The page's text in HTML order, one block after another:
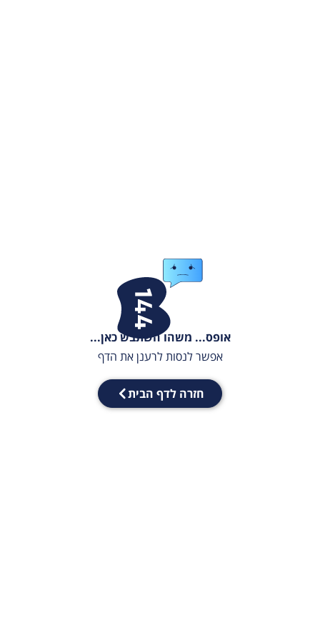
אופס... משהו השתבש כאן...
אפשר לנסות לרענן את הדף
חזרה לדף הבית